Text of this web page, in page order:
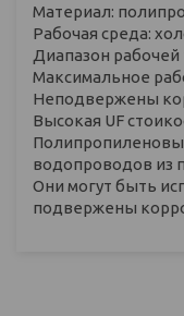
Материал:
Рабочая среда:
Диапазон рабочей
Максимальное
Неподвержены
Высокая UF
водопроводов из
Они могут быть
подвержены